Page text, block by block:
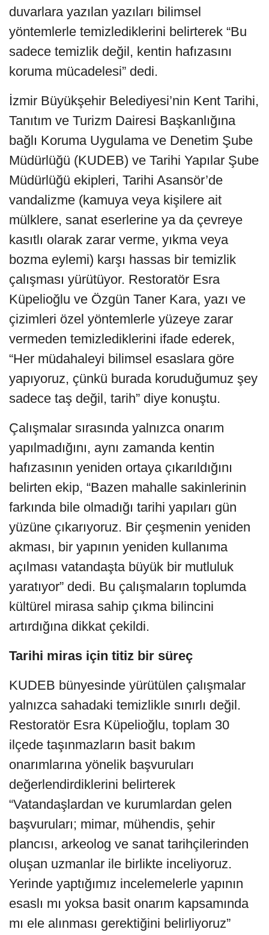
duvarlara yazılan yazıları bilimsel
yöntemlerle temizlediklerini belirterek “Bu
sadece temizlik değil, kentin hafızasını
koruma mücadelesi” dedi.
İzmir Büyükşehir Belediyesi’nin Kent Tarihi,
Tanıtım ve Turizm Dairesi Başkanlığına
bağlı Koruma Uygulama ve Denetim Şube
Müdürlüğü (KUDEB) ve Tarihi Yapılar Şube
Müdürlüğü ekipleri, Tarihi Asansör’de
vandalizme (kamuya veya kişilere ait
mülklere, sanat eserlerine ya da çevreye
kasıtlı olarak zarar verme, yıkma veya
bozma eylemi) karşı hassas bir temizlik
çalışması yürütüyor. Restoratör Esra
Küpelioğlu ve Özgün Taner Kara, yazı ve
çizimleri özel yöntemlerle yüzeye zarar
vermeden temizlediklerini ifade ederek,
“Her müdahaleyi bilimsel esaslara göre
yapıyoruz, çünkü burada koruduğumuz şey
sadece taş değil, tarih” diye konuştu.
Çalışmalar sırasında yalnızca onarım
yapılmadığını, aynı zamanda kentin
hafızasının yeniden ortaya çıkarıldığını
belirten ekip, “Bazen mahalle sakinlerinin
farkında bile olmadığı tarihi yapıları gün
yüzüne çıkarıyoruz. Bir çeşmenin yeniden
akması, bir yapının yeniden kullanıma
açılması vatandaşta büyük bir mutluluk
yaratıyor” dedi. Bu çalışmaların toplumda
kültürel mirasa sahip çıkma bilincini
artırdığına dikkat çekildi.
Tarihi miras için titiz bir süreç
KUDEB bünyesinde yürütülen çalışmalar
yalnızca sahadaki temizlikle sınırlı değil.
Restoratör Esra Küpelioğlu, toplam 30
ilçede taşınmazların basit bakım
onarımlarına yönelik başvuruları
değerlendirdiklerini belirterek
“Vatandaşlardan ve kurumlardan gelen
başvuruları; mimar, mühendis, şehir
plancısı, arkeolog ve sanat tarihçilerinden
oluşan uzmanlar ile birlikte inceliyoruz.
Yerinde yaptığımız incelemelerle yapının
esaslı mı yoksa basit onarım kapsamında
mı ele alınması gerektiğini belirliyoruz”